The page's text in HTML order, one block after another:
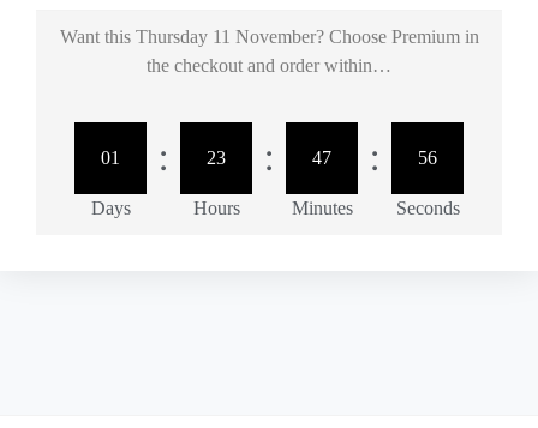
Want this Thursday 11 November? Choose Premiumin
the checkout and order within…
01 :
Days
23 :
Hours
47 :
Minutes
56
Seconds